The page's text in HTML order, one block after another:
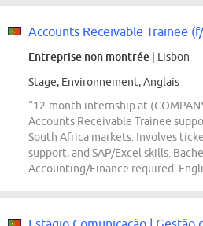
Accounts Receivable Trainee
Entreprise non montrée | Lisbon
Stage, Environnement, Anglais
“12-month internship at
Accounts Receivable Trainee
South Africa markets. Involves
support, and SAP/Excel skills.
Accounting/Finance required.